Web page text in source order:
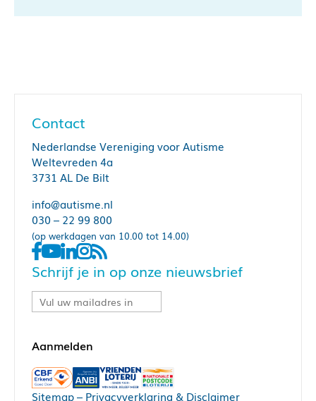
Contact
Nederlandse Vereniging voor Autisme
Weltevreden 4a
3731 AL De Bilt
info@autisme.nl
030 – 22 99 800
(op werkdagen van 10.00 tot 14.00)
Schrijf je in op onze nieuwsbrief
Sitemap– Privacyverklaring & Disclaimer